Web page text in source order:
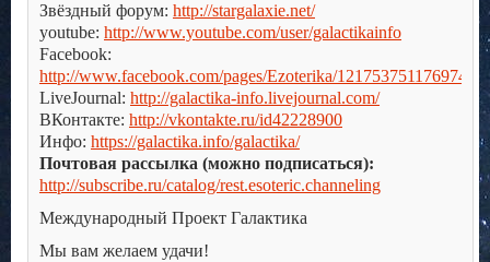
Звёздный форум: http://stargalaxie.net/
youtube: http://www.youtube.com/user/galactikainfo
Facebook:
http://www.facebook.com/pages/Ezoterika/121753751176974
LiveJournal: http://galactika-info.livejournal.com/
ВКонтакте: http://vkontakte.ru/id42228900
Инфо: https://galactika.info/galactika/
Почтовая рассылка (можно подписаться):
http://subscribe.ru/catalog/rest.esoteric.channeling
Международный Проект Галактика
Мы вам желаем удачи!